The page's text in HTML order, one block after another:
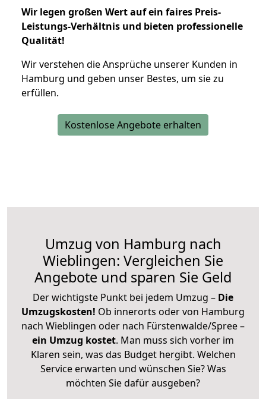
Wir legen großen Wert auf ein faires Preis-
Leistungs-Verhältnis und bieten professionelle
Qualität!
Wir verstehen die Ansprüche unserer Kunden in
Hamburg und geben unser Bestes, um sie zu
erfüllen.
Kostenlose Angebote erhalten
Umzug von Hamburg nach
Wieblingen: Vergleichen Sie
Angebote und sparen Sie Geld
Der wichtigste Punkt bei jedem Umzug – Die
Umzugskosten! Ob innerorts oder von Hamburg
nach Wieblingen oder nach Fürstenwalde/Spree –
ein Umzug kostet. Man muss sich vorher im
Klaren sein, was das Budget hergibt. Welchen
Service erwarten und wünschen Sie? Was
möchten Sie dafür ausgeben?